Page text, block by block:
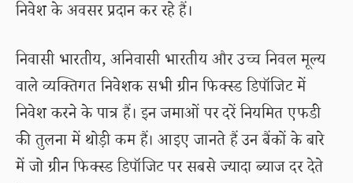
निवेश के अवसर प्रदान कर रहे हैं।
निवासी भारतीय, अनिवासी भारतीय और उच्च निवल मूल्य
वाले व्यक्तिगत निवेशक सभी ग्रीन फिक्स्ड डिपॉजिट में
निवेश करने के पात्र हैं। इन जमाओं पर दरें नियमित एफडी
की तुलना में थोड़ी कम हैं। आइए जानते हैं उन बैंकों के बारे
में जो ग्रीन फिक्स्ड डिपॉजिट पर सबसे ज्यादा ब्याज दर देते